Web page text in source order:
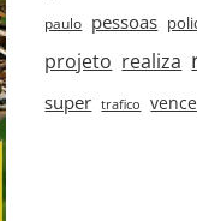
paulo pessoas
projeto realiza
super trafico vence